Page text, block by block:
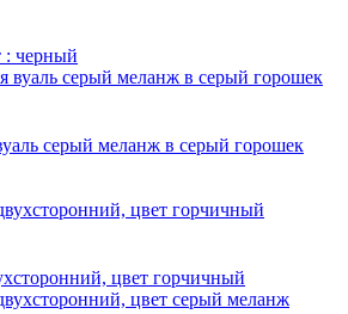
: черный
серый меланж в серый горошек
цвет горчичный